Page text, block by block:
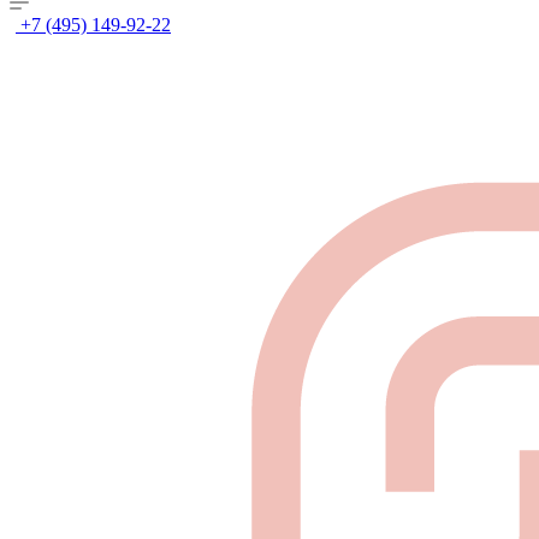
+7 (495) 149-92-22